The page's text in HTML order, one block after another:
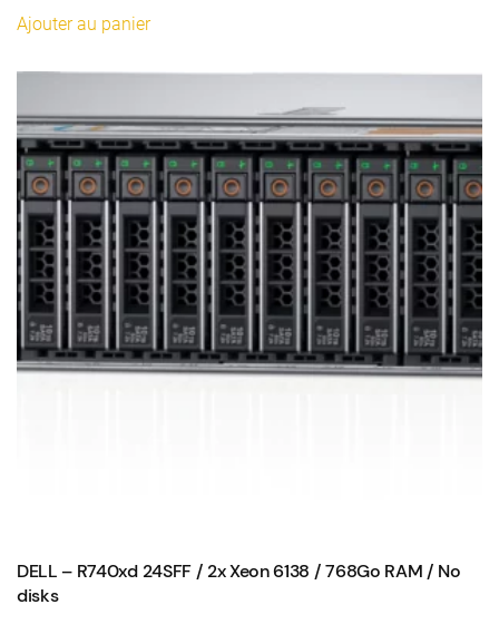
Ajouter au panier
DELL – R740xd 24SFF / 2x Xeon 6138 / 768Go RAM / No
disks